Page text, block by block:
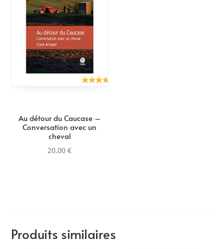
Au détour du Caucase –
Conversation avec un
cheval
20,00€
Produits similaires